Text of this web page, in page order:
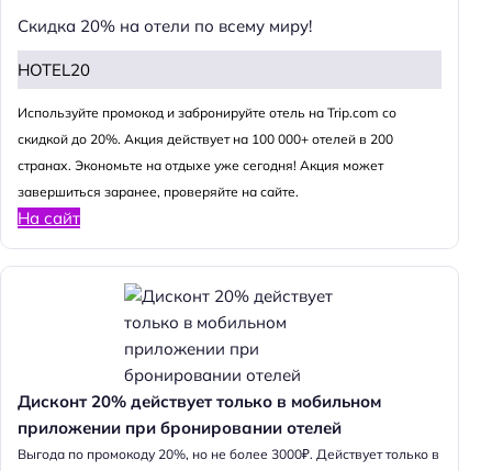
Скидка 20% на отели по всему миру!
HOTEL20
Используйте промокод и забронируйте отель на Trip.com со
скидкой до 20%. Акция действует на 100 000+ отелей в 200
странах. Экономьте на отдыхе уже сегодня! Акция может
завершиться заранее, проверяйте на сайте.
На сайт
Дисконт 20% действует только в мобильном
приложении при бронировании отелей
Выгода по промокоду 20%, но не более 3000₽. Действует только в